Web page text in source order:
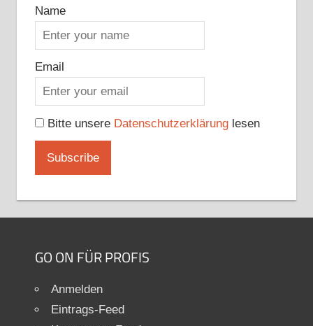
Name
Email
Bitte unsere Datenschutzerklärunglesen
GO ON FÜR PROFIS
Anmelden
Eintrags-Feed